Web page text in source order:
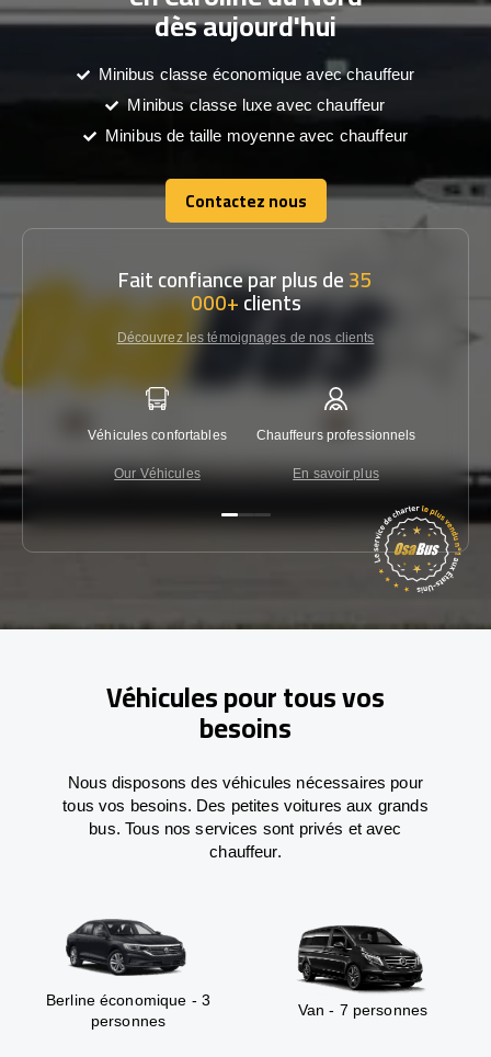
dès aujourd'hui
Minibus classe économique avec chauffeur
Minibus classe luxe avec chauffeur
Minibus de taille moyenne avec chauffeur
Contactez nous
Contactez nous
Fait confiance par plus de35
000+clients
Découvrez les témoignages de nos clients
Véhicules confortables
Our Véhicules
Chauffeurs professionnels
En savoir plus
Véhicules pour tous vos
besoins
Nous disposons des véhicules nécessaires pour
tous vos besoins. Des petites voitures aux grands
bus. Tous nos services sont privés et avec
chauffeur.
Berline économique - 3
personnes
Van - 7 personnes